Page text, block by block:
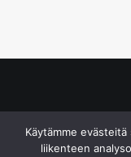
Käytämme
liikenteen